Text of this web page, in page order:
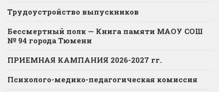
Трудоустройство выпускников
Бессмертный полк — Книга памяти МАОУ СОШ
№ 94 города Тюмени
ПРИЕМНАЯ КАМПАНИЯ 2026-2027 гг.
Психолого-медико-педагогическая комиссия